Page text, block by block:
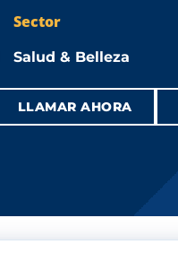
Sector
Salud & Belleza
LLAMAR AHORA